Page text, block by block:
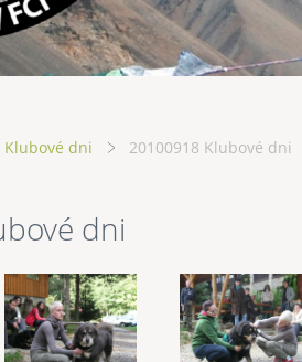
Klubové dni 20100918 Klubové dni
dni